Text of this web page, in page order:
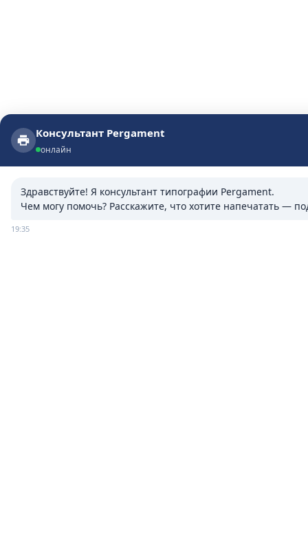
Консультант Pergament
онлайн
Здравствуйте! Я консультант типографии Pergament.
Чем могу помочь? Расскажите, что хотите напечатать —
19:35
Консультант Pergament